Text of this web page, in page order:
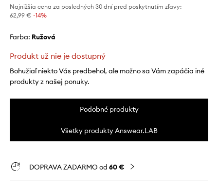
Najnižšia cena za posledných 30 dní pred poskytnutím zľavy:
62,99 € -14%
Farba: ružová
Produkt už nie je dostupný
Bohužiaľ niekto Vás predbehol, ale možno sa Vám zapáčia iné
produkty z našej ponuky.
Podobné produkty
Všetky produkty Answear.LAB
DOPRAVA ZADARMO od 60 €